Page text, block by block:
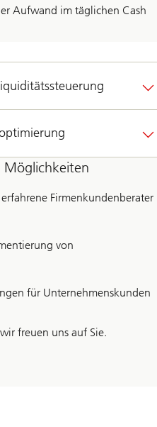
Aufwand im täglichen Cash
Möglichkeiten
Firmenkundenberater
von
für Unternehmenskunden
freuen uns auf Sie.